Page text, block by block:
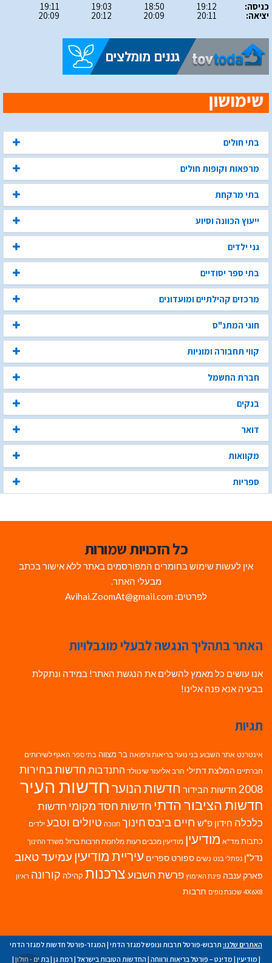
כניסה:
יציאה:
19:12
20:11
18:50
20:09
19:03
20:12
19:11
20:09
בתי חולים
מרפאות וקופות חולים
בתי מרקחת
ייעוץ הכוונה וסיוע
גני ילדים
בתי ספר יסודיים
מרכזים קהילתיים ומועדונים
חוגי המתנ"ס
קווי תחבורה ומוניות
חברת החשמל
בנקים
דואר
מקוואות
ספריות
כל הזכויות שמורות
אין לעשות שימוש בחומרים המפורסמים באתר ללא אישור בכתב
מבעלי האתר.
לפרטים: Avihai.ZoomAt@gmail.com
האתר בתהליך הנגשה לבעלי מוגבלויות
אנו עושים כל מאמץ להשלים את הנגשת האתר! במידה ונתקלת
בבעיה אנא פנה אלינו!
תגיות
אינטרנט אתר השבוע בני נוער בריאות ורפואה בר מצווה בתי ספר האגף לשירותים
חברתיים המלצת דתילי הרב אליעזר שינוולד התנדבות חדשות בחירות
2008 חדשות הבידור חדשות הנוערחדשות העיר
חדשות הציבור הדתי חדשות חסד מקומי חדשות
כלכלה חידון פ"ש חיים ביבסחינוך חנוכה טיולים וטבע ילדים
כתבות מד"א מודיעין מודיעין מכבים רעות מלחמת חרבות ברזל משרד החינוך
נדל"ן נפתלי בנט נשים ספורט ספרים עיריית מודיעין עמיעד טאוב
פארק ענבה פינת האימוץ פרשת השבועצרכנות קהילה קורונה ראיון
4X6X8 שכונת נופים תרבות
האתרים שלנו: תרבוש-פורטל תרבות ונופש למגזר הדתי | המגזר-פורטל חדשות למגזר הדתי
| מודיעין | מדינט – פורטל בריאות ורווחה | החדשות הטובות בישראל | רמת גן | בת ים - חולון|